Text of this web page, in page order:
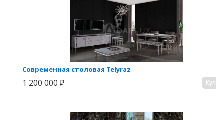
Современная столовая Telyraz
1 200 000 ₽